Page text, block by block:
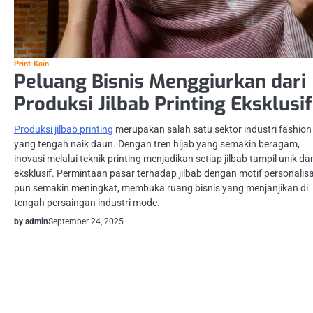
Print Kain
Peluang Bisnis Menggiurkan dari
Produksi Jilbab Printing Eksklusif
Produksi jilbab printing merupakan salah satu sektor industri fashion
yang tengah naik daun. Dengan tren hijab yang semakin beragam,
inovasi melalui teknik printing menjadikan setiap jilbab tampil unik
eksklusif. Permintaan pasar terhadap jilbab dengan motif
pun semakin meningkat, membuka ruang bisnis yang menjanjikan di
tengah persaingan industri mode.
by adminSeptember 24, 2025